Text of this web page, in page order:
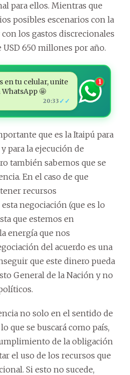
para ellos. Mientras que
posibles escenarios con la
los gastos discrecionales
650 millones por año.
en tu celular, unite
🤩
20:33 ✓✓
1
que es la Itaipú para
para la ejecución de
también sabemos que se
En el caso de que
recursos
negociación (que es lo
que estemos en
energía que nos
del acuerdo es una
que este dinero pueda
General de la Nación y no
no solo en el sentido de
que se buscará como país,
de la obligación
el uso de los recursos que
Si esto no sucede,